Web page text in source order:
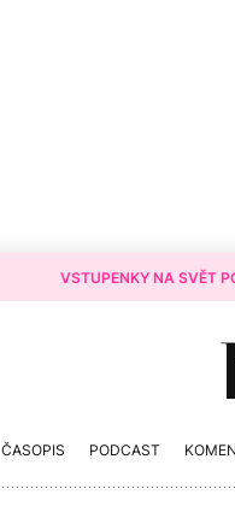
VSTUPENKY NA SVĚT
ČASOPIS PODCAST